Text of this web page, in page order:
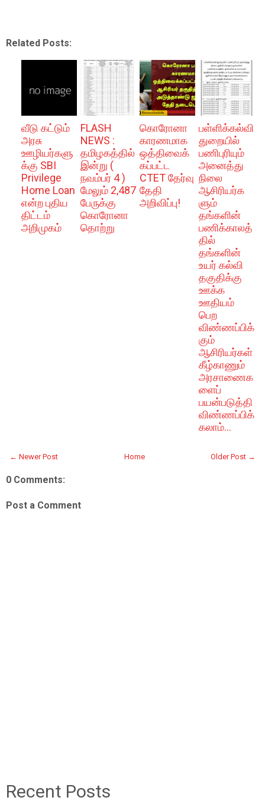
Related Posts:
வீடு கட்டும்
அரசு
ஊழியர்களு
க்கு SBI
Privilege
Home Loan
என்ற புதிய
திட்டம்
அறிமுகம்
FLASH
NEWS :
தமிழகத்தில்
இன்று (
நவம்பர் 4 )
மேலும் 2,487
பேருக்கு
கொரோனா
தொற்று
கொரோனா
காரணமாக
ஒத்திவைக்
கப்பட்ட
CTET தேர்வு
தேதி
அறிவிப்பு!
பள்ளிக்கல்வி
துறையில்
பணிபுரியும்
அனைத்து
நிலை
ஆசிரியர்க
ளும்
தங்களின்
பணிக்காலத்
தில்
தங்களின்
உயர் கல்வி
தகுதிக்கு
ஊக்க
ஊதியம்
பெற
விண்ணப்பிக்
கும்
ஆசிரியர்கள்
கீழ்காணும்
அரசாணைக
ளைப்
பயன்படுத்தி
விண்ணப்பிக்
கலாம்...
← Newer Post Older Post →
Home
0 Comments:
Post a Comment
Recent Posts